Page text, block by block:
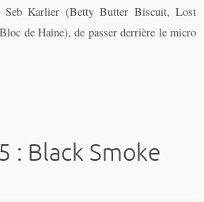
Seb Karlier (Betty Butter Biscuit, Lost
de Haine), de passer derrière le micro
: Black Smoke